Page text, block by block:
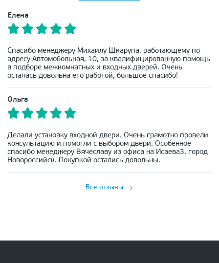
Елена
Спасибо менеджеру Михаилу Шкарупа, работающему по
адресу Автомобольная, 10, за квалифицированную помощь
в подборе межкомнатных и входных дверей. Очень
осталась довольна его работой, большое спасибо!
Ольга
Делали установку входной двери. Очень грамотно провели
консультацию и помогли с выбором двери. Особенное
спасибо менеджеру Вячеславу из офиса на Исаева3, город
Новороссийск. Покупкой остались довольны.
Все отзывы